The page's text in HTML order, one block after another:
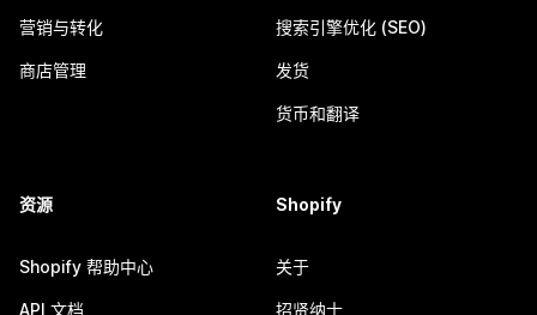
营销与转化
商店管理
搜索引擎优化 (SEO)
发货
货币和翻译
资源
Shopify 帮助中心
API 文档
Shopify
关于
招贤纳士